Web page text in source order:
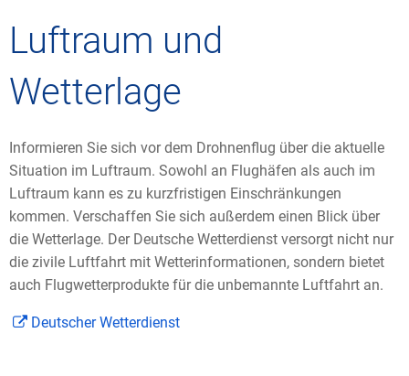
Luftraum und
Wetterlage
Informieren Sie sich vor dem Drohnenflug über die aktuelle
Situation im Luftraum. Sowohl an Flughäfen als auch im
Luftraum kann es zu kurzfristigen Einschränkungen
kommen. Verschaffen Sie sich außerdem einen Blick über
die Wetterlage. Der Deutsche Wetterdienst versorgt nicht nur
die zivile Luftfahrt mit Wetterinformationen, sondern bietet
auch Flugwetterprodukte für die unbemannte Luftfahrt an.
Deutscher Wetterdienst